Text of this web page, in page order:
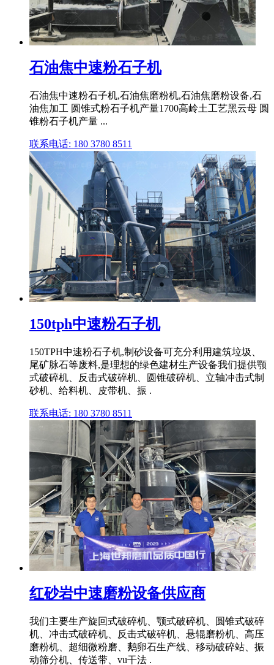
石油焦中速粉石子机
石油焦中速粉石子机,石油焦磨粉机,石油焦磨粉设备,石
油焦加工 圆锥式粉石子机产量1700高岭土工艺黑云母 圆
锥粉石子机产量 ...
联系电话: 180 3780 8511
150tph中速粉石子机
150TPH中速粉石子机,制砂设备可充分利用建筑垃圾、
尾矿脉石等废料,是理想的绿色建材生产设备我们提供颚
式破碎机、反击式破碎机、圆锥破碎机、立轴冲击式制
砂机、给料机、皮带机、振 .
联系电话: 180 3780 8511
红砂岩中速磨粉设备供应商
我们主要生产旋回式破碎机、颚式破碎机、圆锥式破碎
机、冲击式破碎机、反击式破碎机、悬辊磨粉机、高压
磨粉机、超细微粉磨、鹅卵石生产线、移动破碎站、振
动筛分机、传送带、vu干法 .